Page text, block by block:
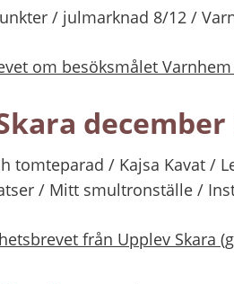
/ julmarknad 8/12 /
om besöksmålet
december
tomteparad / Kajsa Kavat /
/ Mitt smultronställe /
från Upplev Skara